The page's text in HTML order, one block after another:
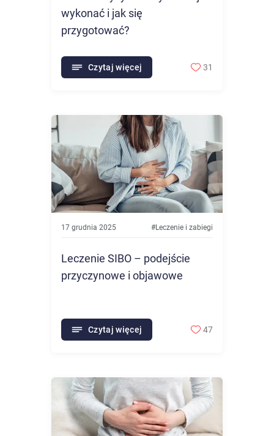
wykonać i jak się
przygotować?
Czytaj więcej 31
17 grudnia 2025 #Leczenie i zabiegi
Leczenie SIBO – podejście
przyczynowe i objawowe
Czytaj więcej 47